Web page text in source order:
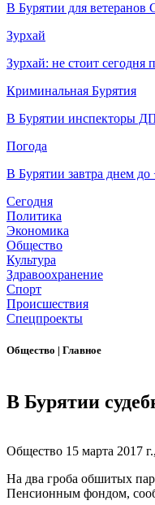
В Бурятии для ветеранов
Зурхай
Зурхай: не стоит сегодня
Криминальная Бурятия
В Бурятии инспекторы
Погода
В Бурятии завтра днем
Сегодня
Политика
Экономика
Общество
Культура
Здравоохранение
Спорт
Происшествия
Спецпроекты
Общество | Главное
В Бурятии
Общество 15 марта 2017
На два гроба обшитых
Пенсионным фондом,